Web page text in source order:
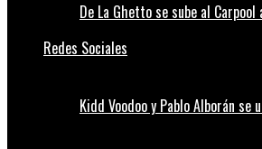
De La Ghetto se sube al
Redes Sociales
Kidd Voodoo y Pablo Alborán se